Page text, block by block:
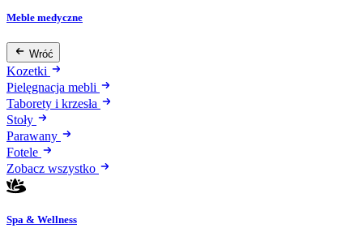
Meble medyczne
Wróć
Kozetki
Pielęgnacja mebli
Taborety i krzesła
Stoły
Parawany
Fotele
Zobacz wszystko
Spa & Wellness